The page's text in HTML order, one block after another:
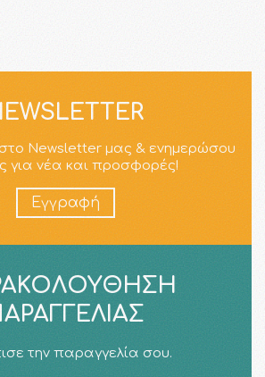
Newsletter μας & ενημερώσου
για νέα και προσφορές!
Εγγραφή
την παραγγελία σου.